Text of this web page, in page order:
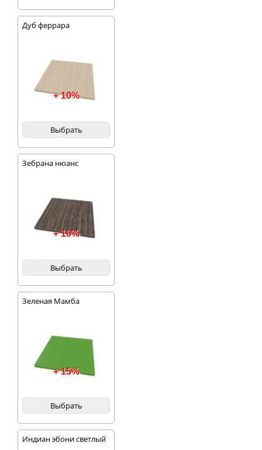
Дуб феррара
+ 10%
Выбрать
Зебрана нюанс
+ 10%
Выбрать
Зеленая Мамба
+ 15%
Выбрать
Индиан эбони светлый